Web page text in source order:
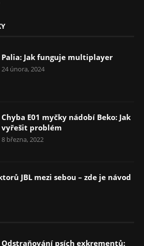
Palia: Jak funguje multiplayer
24 února, 2024
Chyba E01 myčky nádobí Beko: Jak
vyřešit problém
8 března, 2022
JBL mezi sebou – zde je návod
Odstraňování psích exkrementů: